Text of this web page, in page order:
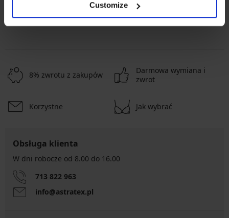
Customize
Najczęściej wybierane rozmiary
M XL XXL
8% zwrotu z zakupów
Darmowa wymiana i
zwrot
Korzystne Jak wybrać
Obsługa klienta
W dni robocze od 8.00 do 16.00
713 822 963
info@astratex.pl